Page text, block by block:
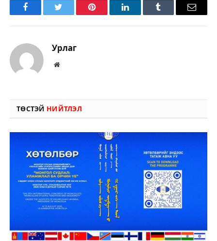
FacebookTwitter Pinterest LinkedInTumblr Имэйл
Урлаг
Вэбсайт
ТӨСТЭЙ НИЙТЛЭЛ